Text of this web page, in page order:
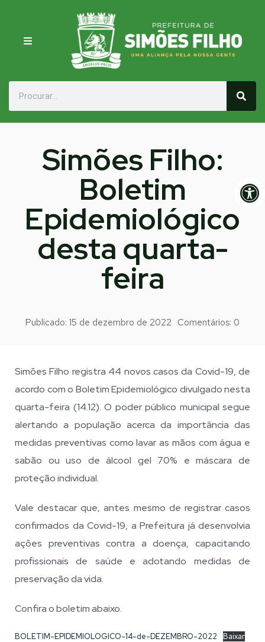
Simões Filho:
Boletim
Epidemiológico
desta quarta-
feira
Publicado: 15 de dezembro de 2022 Comentários: 0
Simões Filho registra 44 novos casos da Covid-19, de
acordo com o Boletim Epidemiológico divulgado nesta
quarta-feira (14.12). O poder público municipal segue
alertando a população acerca da importância das
medidas preventivas como lavar as mãos com água e
sabão ou uso de álcool gel 70% e máscara de
proteção individual.
Vale destacar que, antes mesmo de registrar casos
confirmados da Covid-19, a Prefeitura já desenvolvia
ações preventivas contra a doença, capacitando
profissionais de saúde e adotando medidas de
preservação da vida.
Confira o boletim abaixo.
BOLETIM-EPIDEMIOLOGICO-14-de-DEZEMBRO-2022 Baixar